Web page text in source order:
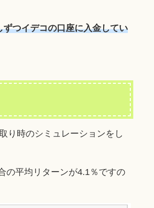
つイデコの口座に入金してい
り時のシミュレーションをし
の平均リターンが4.1％ですの